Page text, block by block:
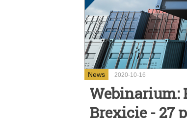
News 2020-10-16
Webinarium:
Brexicie - 27